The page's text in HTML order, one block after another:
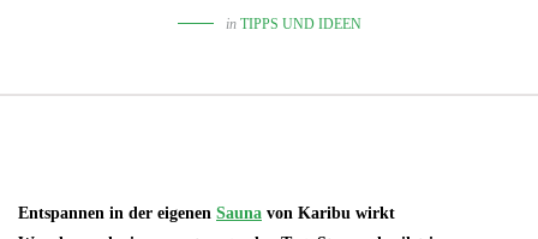
in TIPPS UND IDEEN
Entspannen in der eigenen Sauna von Karibu wirkt